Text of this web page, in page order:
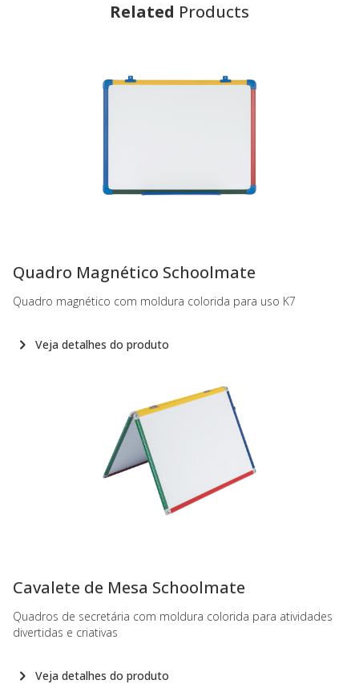
Related Products
Quadro Magnético Schoolmate
Quadro magnético com moldura colorida para uso K7
Veja detalhes do produto
Cavalete de Mesa Schoolmate
Quadros de secretária com moldura colorida para atividades
divertidas e criativas
Veja detalhes do produto